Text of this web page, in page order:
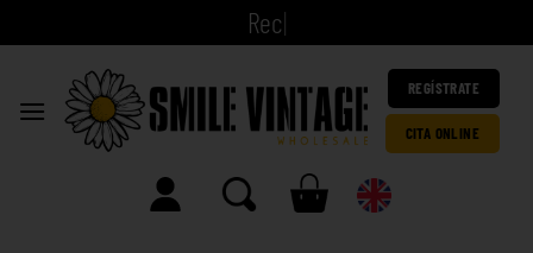
|
REGÍSTRATE
CITA ONLINE